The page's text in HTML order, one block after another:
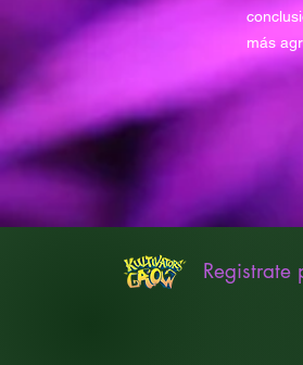
más
Registrate